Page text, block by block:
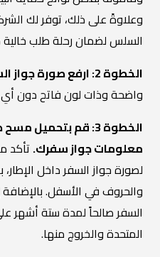
وعلاوةً على ذلك، توفر لك
السلس لضمان رحلة طلب خالية
الخطوة 2: ارفع صورة جواز السفر.
واضحة وذات لون فاتح دون
الخطوة 3: قم
معلومات جواز سفرك. تأكد
لصورة جواز السفر داخل
والحروف في الأسفل.
السفر صالحاً لمدة ستة أشهر
المتحدة والخروج منها.